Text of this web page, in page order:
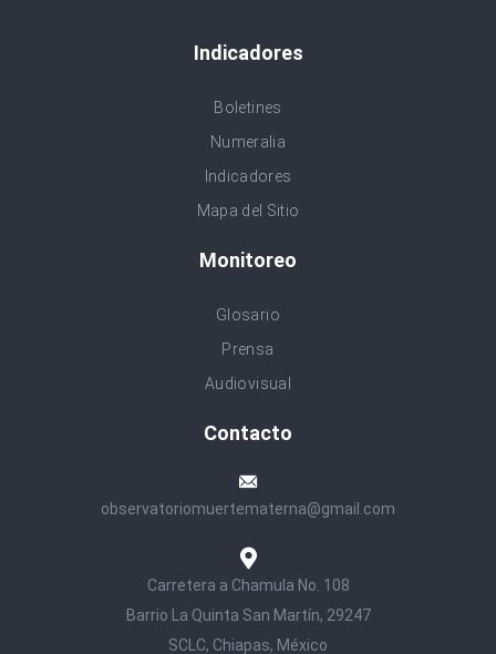
Indicadores
Boletines
Numeralia
Indicadores
Mapa del Sitio
Monitoreo
Glosario
Prensa
Audiovisual
Contacto
observatoriomuertematerna@gmail.com
Carretera a Chamula No. 108
Barrio La Quinta San Martín, 29247
SCLC, Chiapas, México